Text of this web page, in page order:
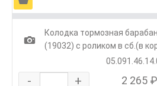
1
Колодка тормозная
(19032) с роликом в сб.(в
- + 2 265 ₽